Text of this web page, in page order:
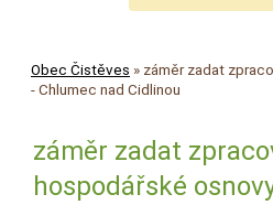
Obec Čistěves » záměr zadat
- Chlumec nad Cidlinou
záměr zadat
hospodářské